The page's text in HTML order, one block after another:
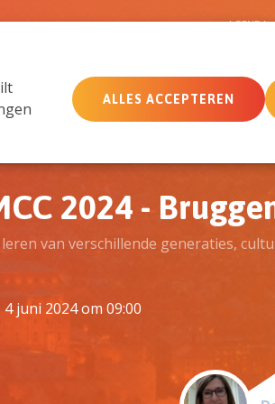
ALLES ACCEPTEREN
MemberCare Netwerk
AGENDA
2024 -
van verschillende generaties,
4 juni 2024 om 09:00